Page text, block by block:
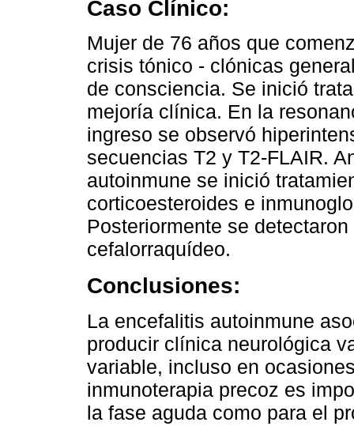
Caso Clínico:
Mujer de 76 años que
crisis tónico - clónicas
de consciencia. Se inició
mejoría clínica. En la
ingreso se observó
secuencias T2 y T2-FLAIR.
autoinmune se inició
corticoesteroides e
Posteriormente se
cefalorraquídeo.
Conclusiones:
La encefalitis autoinmune
producir clínica neurológica
variable, incluso en
inmunoterapia precoz es
la fase aguda como para el